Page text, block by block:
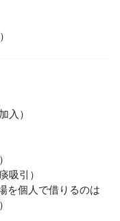
入）
吸引）
を個人で借りるのは